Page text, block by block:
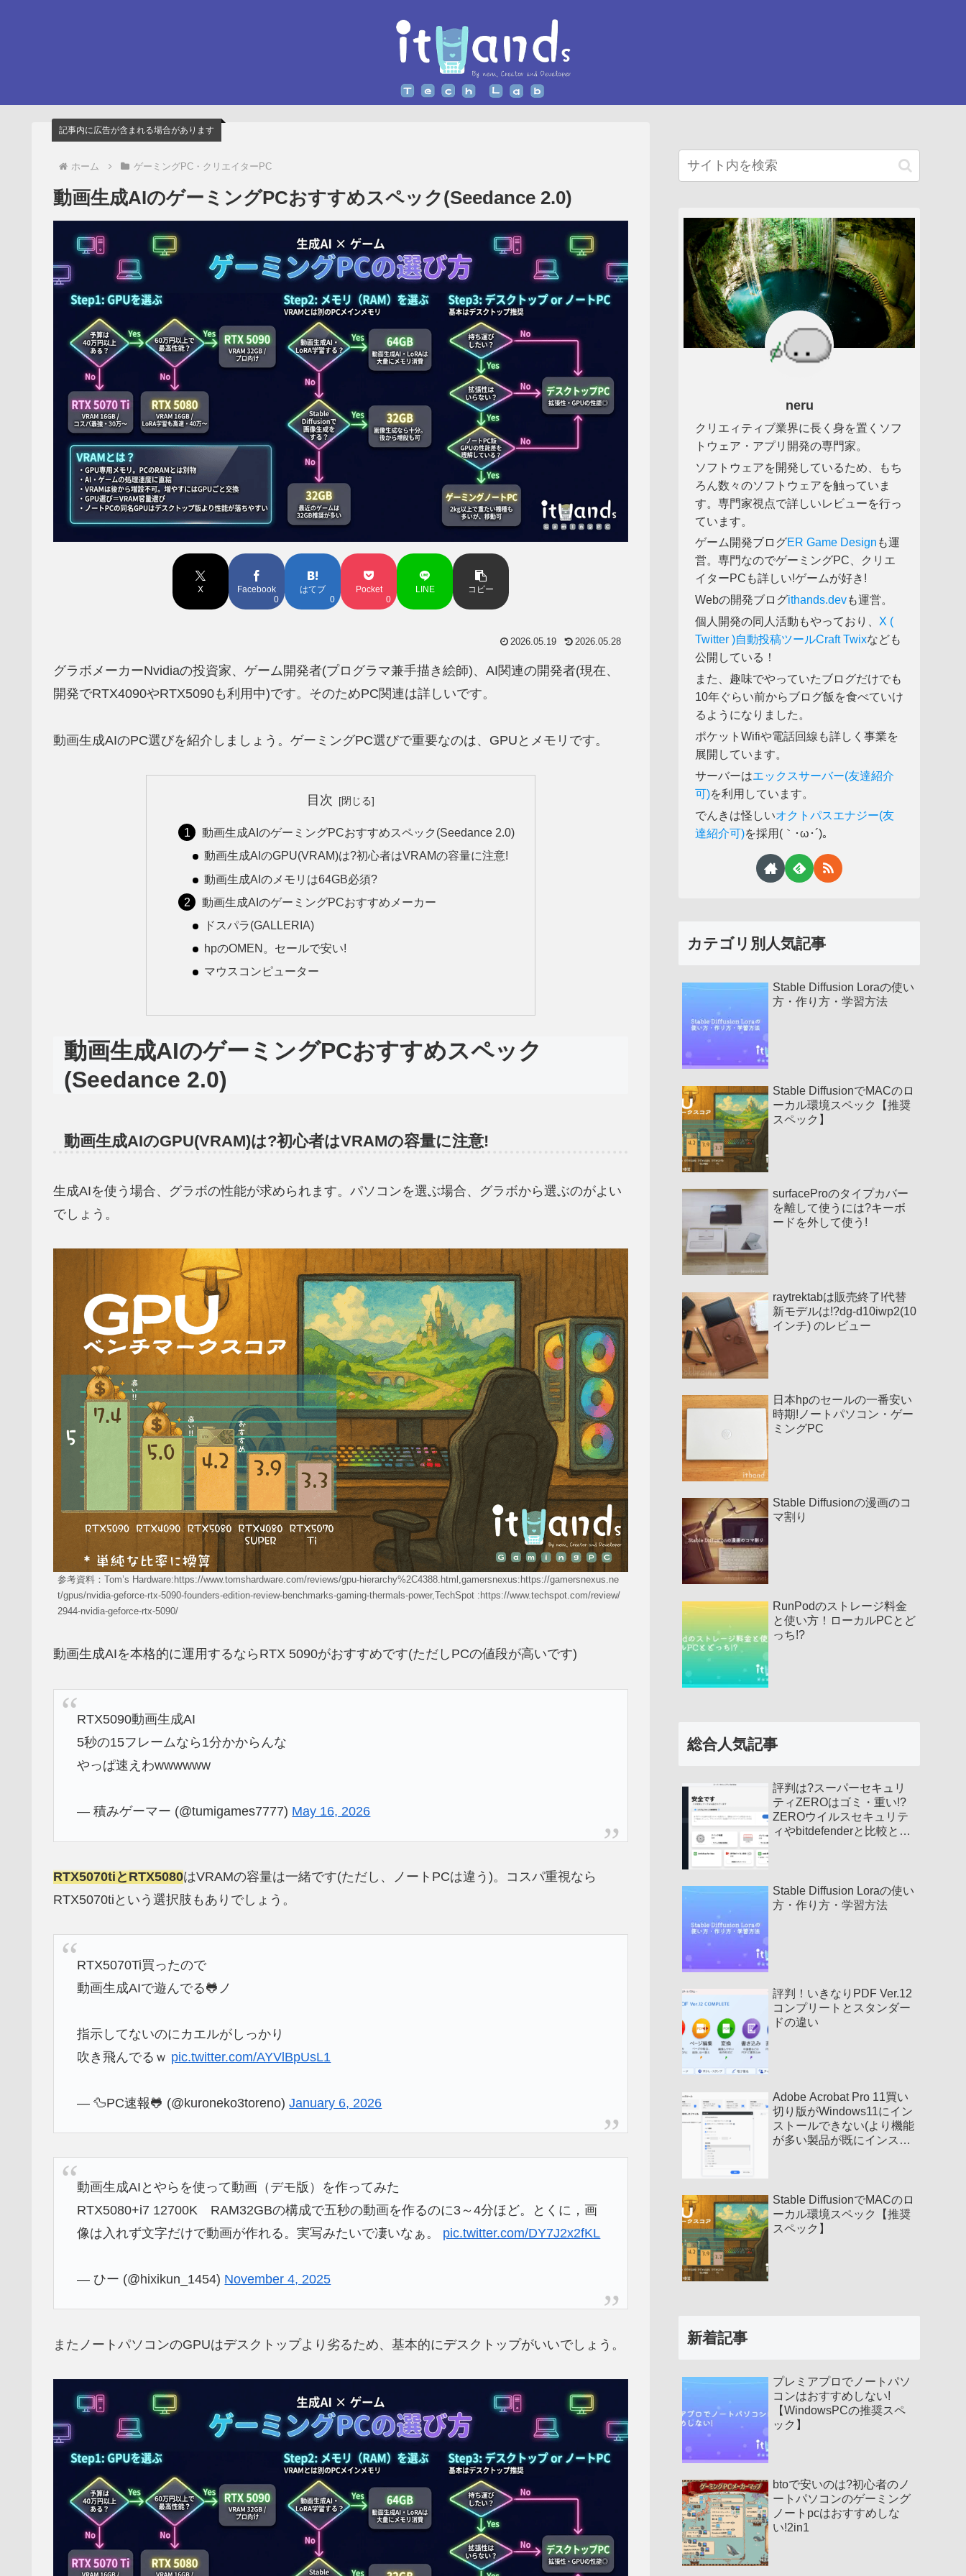
記事内に広告が含まれる場合があります
ホーム ゲーミングPC・クリエイターPC
動画生成AIのゲーミングPCおすすめスペック(Seedance 2.0)
X
Facebook
0
はてブ
0
Pocket
0
LINE コピー
2026.05.19 2026.05.28
グラボメーカーNvidiaの投資家、ゲーム開発者(プログラマ兼手描き絵師)、AI関連の開発者(現在、
開発でRTX4090やRTX5090も利用中)です。そのためPC関連は詳しいです。
動画生成AIのPC選びを紹介しましょう。ゲーミングPC選びで重要なのは、GPUとメモリです。
目次
動画生成AIのゲーミングPCおすすめスペック(Seedance 2.0)
動画生成AIのGPU(VRAM)は?初心者はVRAMの容量に注意!
動画生成AIのメモリは64GB必須?
動画生成AIのゲーミングPCおすすめメーカー
ドスパラ(GALLERIA)
hpのOMEN。セールで安い!
マウスコンピューター
動画生成AIのゲーミングPCおすすめスペック
(Seedance 2.0)
動画生成AIのGPU(VRAM)は?初心者はVRAMの容量に注意!
生成AIを使う場合、グラボの性能が求められます。パソコンを選ぶ場合、グラボから選ぶのがよい
でしょう。
参考資料：Tom’s Hardware:https://www.tomshardware.com/reviews/gpu-hierarchy%2C4388.html,gamersnexus:https://gamersnexus.ne
t/gpus/nvidia-geforce-rtx-5090-founders-edition-review-benchmarks-gaming-thermals-power,TechSpot :https://www.techspot.com/review/
2944-nvidia-geforce-rtx-5090/
動画生成AIを本格的に運用するならRTX 5090がおすすめです(ただしPCの値段が高いです)
RTX5090動画生成AI
5秒の15フレームなら1分かからんな
やっぱ速えわwwwwww
— 積みゲーマー (@tumigames7777) May 16, 2026
RTX5070tiと RTX5080はVRAMの容量は一緒です(ただし、ノートPCは違う)。コスパ重視なら
RTX5070tiという選択肢もありでしょう。
RTX5070Ti買ったので
動画生成AIで遊んでる🐸ノ
指示してないのにカエルがしっかり
吹き飛んでるｗ pic.twitter.com/AYVlBpUsL1
— 🦆PC速報🐸 (@kuroneko3toreno)January 6, 2026
動画生成AIとやらを使って動画（デモ版）を作ってみた
RTX5080+i7 12700K RAM32GBの構成で五秒の動画を作るのに3～4分ほど。とくに，画
像は入れず文字だけで動画が作れる。実写みたいで凄いなぁ。 pic.twitter.com/DY7J2x2fKL
— ひー (@hixikun_1454) November 4, 2025
またノートパソコンのGPUはデスクトップより劣るため、基本的にデスクトップがいいでしょう。
neru
クリエィティブ業界に長く身を置くソフ
トウェア・アプリ開発の専門家。
ソフトウェアを開発しているため、もち
ろん数々のソフトウェアを触っていま
す。専門家視点で詳しいレビューを行っ
ています。
ゲーム開発ブログER Game Design も運
営。専門なのでゲーミングPC、クリエ
イターPCも詳しい!ゲームが好き!
Webの開発ブログithands.devも運営。
個人開発の同人活動もやっており、 X (
Twitter )自動投稿ツールCraft Twixなども
公開している！
また、趣味でやっていたブログだけでも
10年ぐらい前からブログ飯を食べていけ
るようになりました。
ポケットWifiや電話回線も詳しく事業を
展開しています。
サーバーはエックスサーバー(友達紹介
可)を利用しています。
でんきは怪しいオクトパスエナジー(友
達紹介可)を採用(｀･ω･´)。
カテゴリ別人気記事
Stable Diffusion Loraの使い
方・作り方・学習方法
Stable DiffusionでMACのロ
ーカル環境スペック【推奨
スペック】
surfaceProのタイプカバー
を離して使うには?キーボ
ードを外して使う!
raytrektabは販売終了!代替
新モデルは!?dg-d10iwp2(10
インチ) のレビュー
日本hpのセールの一番安い
時期!ノートパソコン・ゲー
ミングPC
Stable Diffusionの漫画のコ
マ割り
RunPodのストレージ料金
と使い方！ローカルPCとど
っち!?
総合人気記事
評判は?スーパーセキュリ
ティZEROはゴミ・重い!?
ZEROウイルスセキュリテ
ィやbitdefenderと比較と違
Stable Diffusion Loraの使い
方・作り方・学習方法
評判！いきなりPDF Ver.12
コンプリートとスタンダー
ドの違い
Adobe Acrobat Pro 11買い
切り版がWindows11にイン
ストールできない(より機能
が多い製品が既にインスト
Stable DiffusionでMACのロ
ーカル環境スペック【推奨
スペック】
新着記事
プレミアプロでノートパソ
コンはおすすめしない!
【WindowsPCの推奨スペ
ック】
btoで安いのは?初心者のノ
ートパソコンのゲーミング
ノートpcはおすすめしな
い!2in1